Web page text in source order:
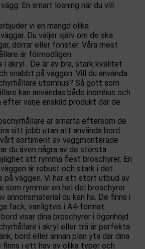
En smart lösning när du vill
vi en mängd olika
Du väljer själv om de ska
dörrar eller fönster. Våra mest
är förmodligen
i akryl . De är av bra, stark kvalitet
snabbt på väggen. Vill du använda
utomhus? Så gott som
kan användas både inomhus och
efter varje enskild produkt där de
är smarta eftersom de
sitt jobb utan att använda bord
sortiment av väggmonterade
du även några av de största
att rymma flest broschyrer. En
är robust och stark i det
på väggen. Vi har ett stort utbud av
som rymmer en hel del broschyrer
annonsmaterial du kan ha. De finns i
fack, vanligtvis i A4-format.
visar dina broschyrer i ögonhöjd
i akryl eller trä är perfekta
bord eller annan plan yta där dina
finns i ett hav av olika typer och